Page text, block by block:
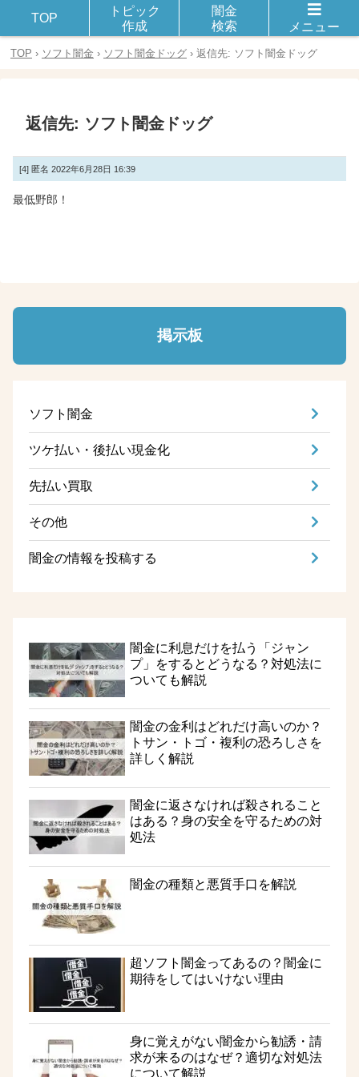
闇金や違法金融とのトラブルや被害に遭った体験談を話し合おう！
TOP › ソフト闇金 › ソフト闇金ドッグ › 返信先: ソフト闇金ドッグ
返信先: ソフト闇金ドッグ
[4] 匿名 2022年6月28日 16:39
最低野郎！
掲示板
ソフト闇金
ツケ払い・後払い現金化
先払い買取
その他
闇金の情報を投稿する
闇金に利息だけを払う「ジャン
プ」をするとどうなる？対処法に
ついても解説
闇金の金利はどれだけ高いのか？
トサン・トゴ・複利の恐ろしさを
詳しく解説
闇金に返さなければ殺されること
はある？身の安全を守るための対
処法
闇金の種類と悪質手口を解説
超ソフト闇金ってあるの？闇金に
期待をしてはいけない理由
身に覚えがない闇金から勧誘・請
求が来るのはなぜ？適切な対処法
について解説
TOP
トピック
作成
闇金
検索
メニュー